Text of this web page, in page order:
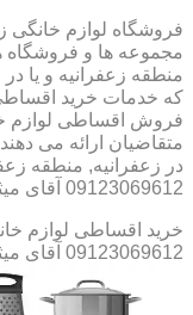
فروشگاه لوازم خانگی
مجموعه ها و فروشگاه
منطقه زعفرانیه و یا
که خدمات خرید
فروش اقساطی لوازم
متقاضیان ارائه می
در زعفرانیه, منطقه
09123069612 آقای میثم افسری
خرید اقساطی لوازم
09123069612 آقای میثم افسری